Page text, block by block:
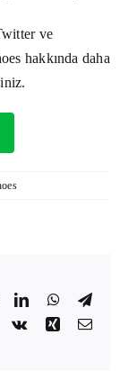
ve
hakkında daha
LinkedInWhatsApp
Pinterest
Vk Xing E-